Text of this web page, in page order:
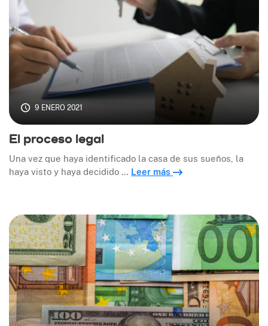
9 ENERO 2021
El proceso legal
Una vez que haya identificado la casa de sus sueños, la
haya visto y haya decidido … Leer más